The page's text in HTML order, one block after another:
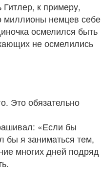
к примеру,
миллионы немцев себе
осмелился быть
не осмелились
Это обязательно
«Если бы
бы я заниматься тем,
многих дней подряд